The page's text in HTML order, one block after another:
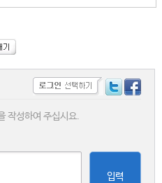
작성하여 주십시요.
입력